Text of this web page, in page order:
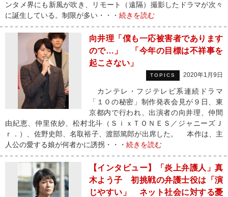
ンタメ界にも新風が吹き、リモート（遠隔）撮影したドラマが次々
に誕生している。制限が多い・・・ 続きを読む
向井理「僕も一応被害者であります
ので…」 「今年の目標は不祥事を
起こさない」
TOPICS 2020年1月9日
カンテレ・フジテレビ系連続ドラマ
「１０の秘密」制作発表会見が９日、東
京都内で行われ、出演者の向井理、仲間
由紀恵、仲里依紗、松村北斗（ＳｉｘＴＯＮＥＳ／ジャニーズＪ
ｒ．）、佐野史郎、名取裕子、渡部篤郎が出席した。 本作は、主
人公の愛する娘が何者かに誘拐・・・ 続きを読む
【インタビュー】「炎上弁護人」真
木よう子 初挑戦の弁護士役は「演
じやすい」 ネット社会に対する憂